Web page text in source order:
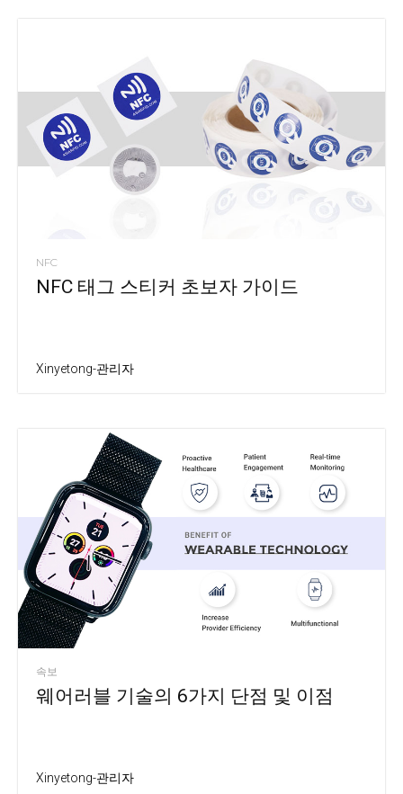
NFC
NFC 태그 스티커 초보자 가이드
Xinyetong-관리자
속보
웨어러블 기술의 6가지 단점 및 이점
Xinyetong-관리자